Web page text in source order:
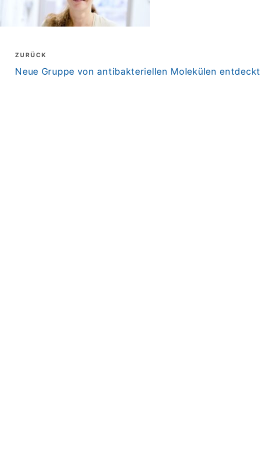
Beitragsnavigation
ZURÜCK
zurück
Neue Gruppe von antibakteriellen Molekülen entdeckt